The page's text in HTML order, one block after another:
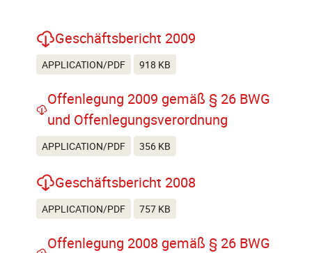
Geschäftsbericht 2009
APPLICATION/PDF 918 KB
Offenlegung 2009 gemäß § 26 BWG
und Offenlegungsverordnung
APPLICATION/PDF 356 KB
Geschäftsbericht 2008
APPLICATION/PDF 757 KB
Offenlegung 2008 gemäß § 26 BWG